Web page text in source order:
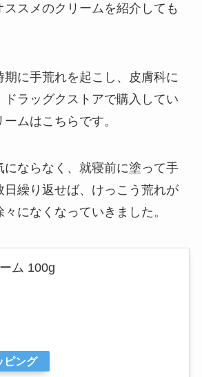
スメのクリームを紹介しても
期に手荒れを起こし、皮膚科に
ドラッグクストアで購入してい
ムはこちらです。
にならなく、就寝前に塗って手
日繰り返せば、けっこう荒れが
になくなっていきました。
ム 100g
ピング